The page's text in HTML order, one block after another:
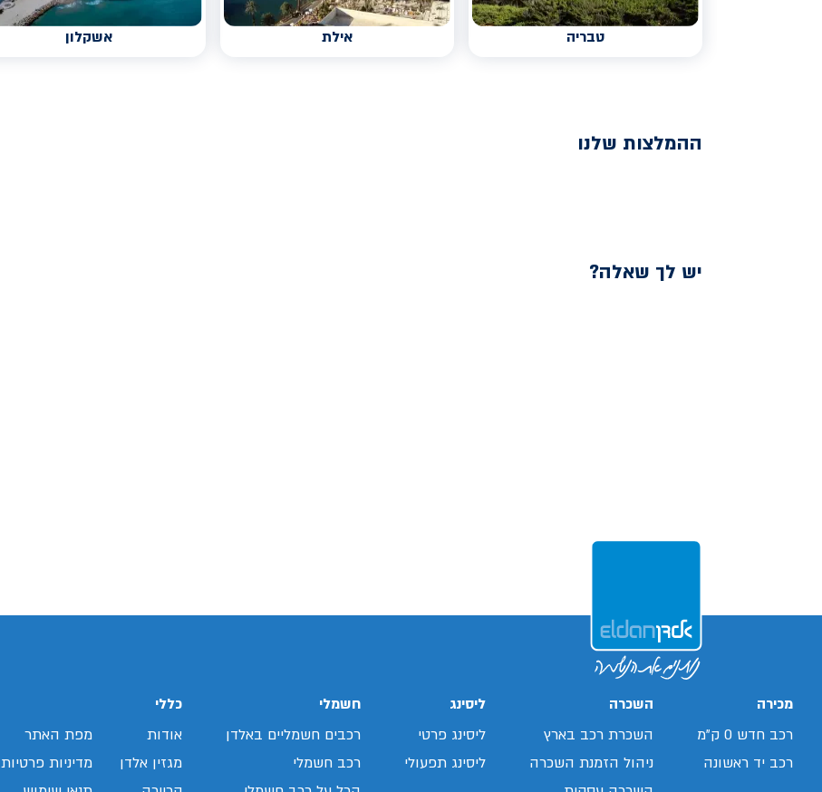
טבריה אילת אשקלון
ההמלצות שלנו
יש לך שאלה?
מכירה
רכב חדש 0 ק"מ
רכב יד ראשונה
השכרה
השכרת רכב בארץ
ניהול הזמנת השכרה
ליסינג
ליסינג פרטי
ליסינג תפעולי
חשמלי
רכבים חשמליים באלדן
רכב חשמלי
כללי
אודות
מגזין אלדן
מפת האתר
מדיניות פרטיות